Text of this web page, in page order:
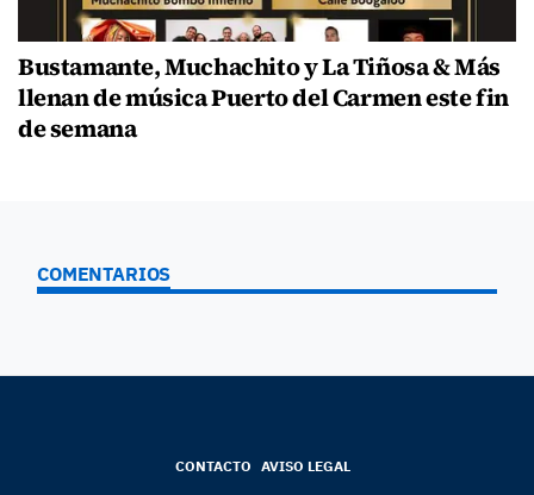
Bustamante, Muchachito y La Tiñosa & Más
llenan de música Puerto del Carmen este fin
de semana
COMENTARIOS
CONTACTO AVISO LEGAL